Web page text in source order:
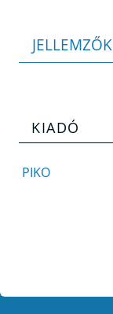
JELLEMZŐK
KIADÓ
PIKO